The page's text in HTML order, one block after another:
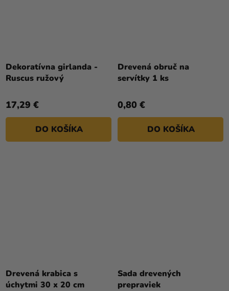
Dekoratívna girlanda -
Ruscus ružový
17,29 €
DO KOŠÍKA
Drevená obruč na
servítky 1 ks
0,80 €
DO KOŠÍKA
Drevená krabica s
úchytmi 30 x 20 cm
Sada drevených
prepraviek